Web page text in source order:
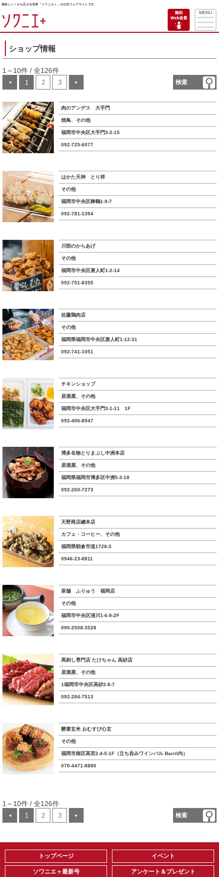
美味しい！から広がる世界「ソワニエ＋」の公式ウェブサイトです。
ショップ情報
1～10件 / 全126件
検索
◀ 1 2 3 ▶
肉のアンデス 大手門
焼鳥、その他
福岡市中央区大手門3-2-15
092-725-6077
はかた天神 とり祥
その他
福岡市中央区舞鶴1-9-7
092-781-1394
川部のからあげ
その他
福岡市中央区唐人町1-2-14
092-751-8355
佐藤鶏肉店
その他
福岡県福岡市中央区唐人町1-12-31
092-741-1051
チキンショップ
居酒屋、その他
福岡市中央区大手門3-1-11 1F
092-406-8947
博多名物とりまぶし中洲本店
居酒屋、その他
福岡県福岡市博多区中洲5-3-18
092-260-7273
天野商店總本店
カフェ・コーヒー、その他
福岡県朝倉市堤1728-3
0946-23-8811
茶舗 ふりゅう 福岡店
その他
福岡市中央区清川1-6-9-2F
090-2508-3528
馬刺し専門店 たけちゃん 高砂店
居酒屋、その他
1福岡市中央区高砂2-8-7
092-284-7513
酵素玄米 おむすび心玄
その他
福岡市南区高宮2-4-5-1F（立ち呑みワインバル Barril内）
070-4471-8880
1～10件 / 全126件
検索
◀ 1 2 3 ▶
トップページ
ソワニエ＋最新号
イベント
アンケート＆プレゼント